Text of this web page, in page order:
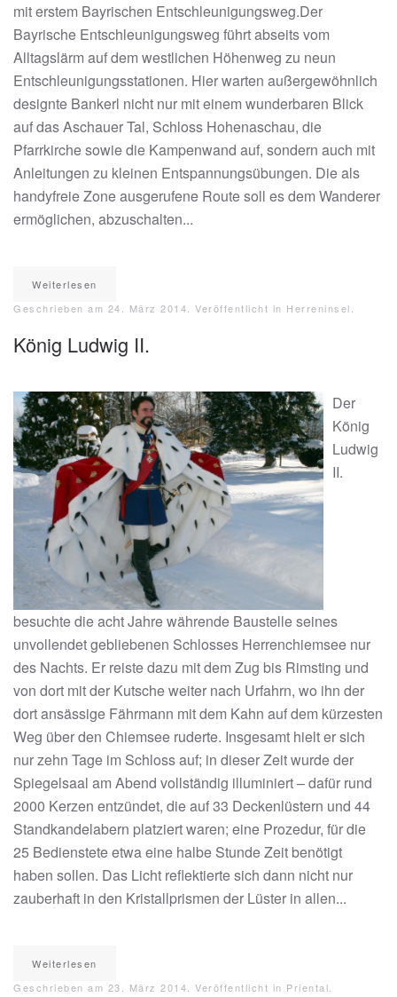
mit erstem Bayrischen Entschleunigungsweg.Der
Bayrische Entschleunigungsweg führt abseits vom
Alltagslärm auf dem westlichen Höhenweg zu neun
Entschleunigungsstationen. Hier warten außergewöhnlich
designte Bankerl nicht nur mit einem wunderbaren Blick
auf das Aschauer Tal, Schloss Hohenaschau, die
Pfarrkirche sowie die Kampenwand auf, sondern auch mit
Anleitungen zu kleinen Entspannungsübungen. Die als
handyfreie Zone ausgerufene Route soll es dem Wanderer
ermöglichen, abzuschalten...
Weiterlesen
Geschrieben am 24. März 2014. Veröffentlicht in Herreninsel.
König Ludwig II.
Der
König
Ludwig
II.
besuchte die acht Jahre währende Baustelle seines
unvollendet gebliebenen Schlosses Herrenchiemsee nur
des Nachts. Er reiste dazu mit dem Zug bis Rimsting und
von dort mit der Kutsche weiter nach Urfahrn, wo ihn der
dort ansässige Fährmann mit dem Kahn auf dem kürzesten
Weg über den Chiemsee ruderte. Insgesamt hielt er sich
nur zehn Tage im Schloss auf; in dieser Zeit wurde der
Spiegelsaal am Abend vollständig illuminiert – dafür rund
2000 Kerzen entzündet, die auf 33 Deckenlüstern und 44
Standkandelabern platziert waren; eine Prozedur, für die
25 Bedienstete etwa eine halbe Stunde Zeit benötigt
haben sollen. Das Licht reflektierte sich dann nicht nur
zauberhaft in den Kristallprismen der Lüster in allen...
Weiterlesen
Geschrieben am 23. März 2014 . Veröffentlicht in Priental